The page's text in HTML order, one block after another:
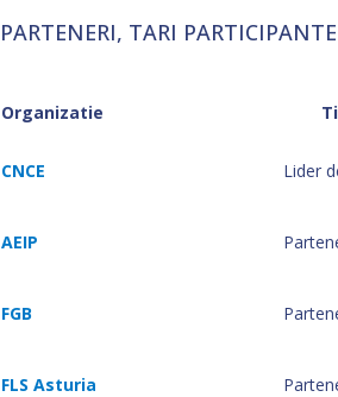
PARTENERI, TARI PARTICIPANTE
Organizatie Tip
CNCE Lider
AEIP
FGB
FLS Asturia